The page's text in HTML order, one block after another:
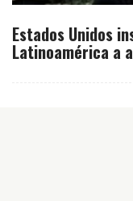
Estados Unidos
Latinoamérica a